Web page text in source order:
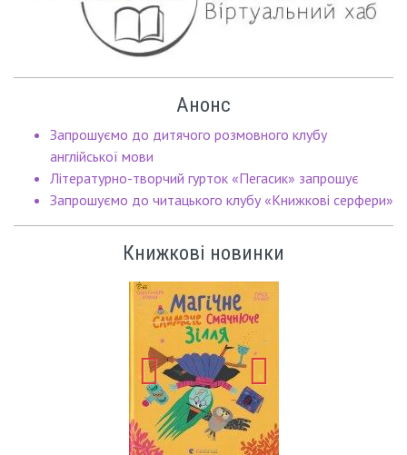
Анонс
Запрошуємо до дитячого розмовного клубу
англійської мови
Літературно-творчий гурток «Пегасик» запрошує
Запрошуємо до читацького клубу «Книжкові серфери»
Книжкові новинки